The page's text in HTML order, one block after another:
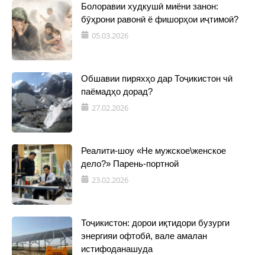
Болоравии худкушӣ миёни занон:
бӯҳрони равонӣ ё фишорҳои иҷтимоӣ?
05.03.2026
Обшавии пиряхҳо дар Тоҷикистон чӣ
паёмадҳо дорад?
27.02.2026
Реалити-шоу «Не мужское\женское
дело?» Парень-портной
23.02.2026
Тоҷикистон: дорои иқтидори бузурги
энергияи офтобӣ, вале амалан
истифоданашуда